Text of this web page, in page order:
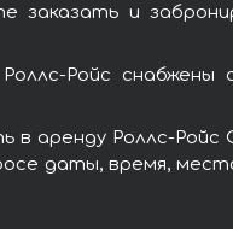
заказать и
Ройс снабжены
аренду Роллс-Ройс
даты, время,